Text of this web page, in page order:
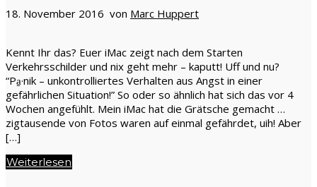
18. November 2016 von Marc Huppert
Kennt Ihr das? Euer iMac zeigt nach dem Starten
Verkehrsschilder und nix geht mehr – kaputt! Uff und nu?
“Pa̱·nik – unkontrolliertes Verhalten aus Angst in einer
gefährlichen Situation!” So oder so ähnlich hat sich das vor 4
Wochen angefühlt. Mein iMac hat die Grätsche gemacht …
zigtausende von Fotos waren auf einmal gefährdet, uih! Aber
[…]
Weiterlesen